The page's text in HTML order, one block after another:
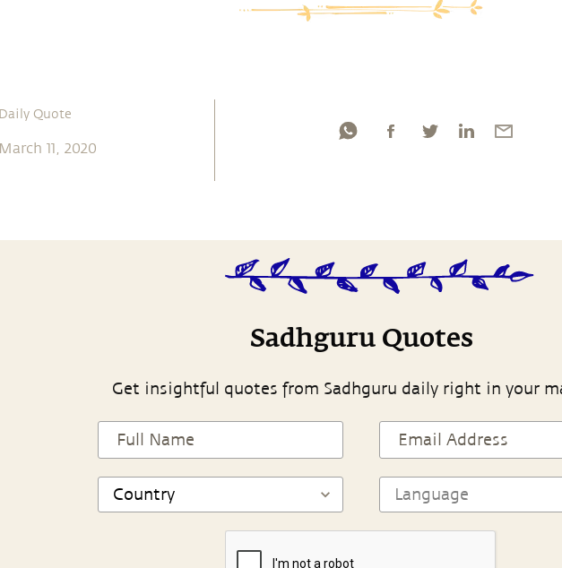
Daily Quote
March 11, 2020
Sadhguru Quotes
Get insightful quotes from Sadhguru daily right in your